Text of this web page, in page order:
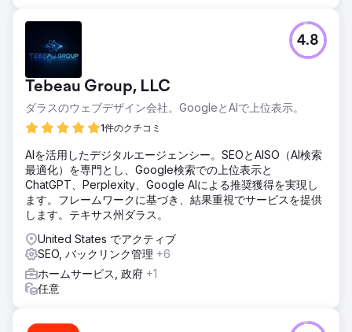
Tebeau Group, LLC
ダラスのウェブデザイン会社。GoogleとAIで上位表示。
1件のクチコミ
4.8
AIを活用したデジタルエージェンシー。SEOとAISO（AI検索
最適化）を専門とし、Google検索での上位表示と
ChatGPT、Perplexity、Google AIによる推奨獲得を実現し
ます。フレームワークに基づき、結果重視でサービスを提供
します。テキサス州ダラス。
United States でアクティブ
SEO, バックリンク管理 +6
ホームサービス, 政府 +1
任意